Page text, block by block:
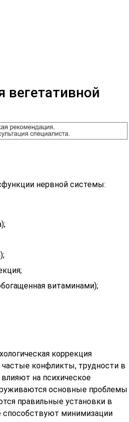
вегетативной
нервной системы:
витаминами);
коррекция
конфликты, трудности в
на психическое
основные проблемы
правильные установки в
способствуют минимизации